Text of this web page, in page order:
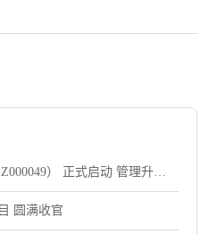
） 正式启动 管理升级&
圆满收官